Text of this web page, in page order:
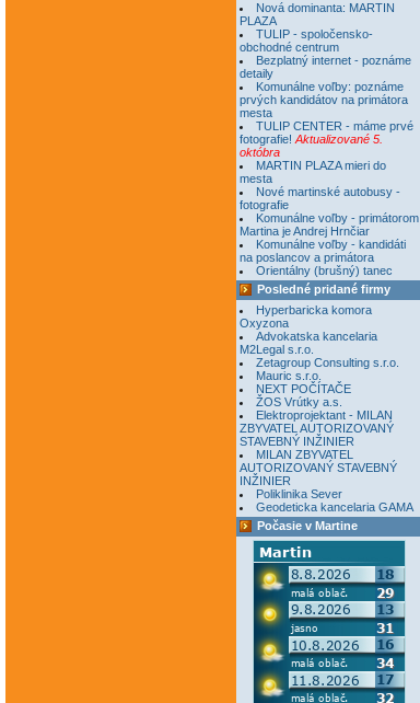
Nová dominanta: MARTIN
PLAZA
TULIP - spoločensko-
obchodné centrum
Bezplatný internet - poznáme
detaily
Komunálne voľby: poznáme
prvých kandidátov na primátora
mesta
TULIP CENTER - máme prvé
fotografie! Aktualizované 5.
októbra
MARTIN PLAZA mieri do
mesta
Nové martinské autobusy -
fotografie
Komunálne voľby - primátorom
Martina je Andrej Hrnčiar
Komunálne voľby - kandidáti
na poslancov a primátora
Orientálny (brušný) tanec
Posledné pridané firmy
Hyperbaricka komora
Oxyzona
Advokatska kancelaria
M2Legal s.r.o.
Zetagroup Consulting s.r.o.
Mauric s.r.o.
NEXT POČÍTAČE
ŽOS Vrútky a.s.
Elektroprojektant - MILAN
ZBYVATEL AUTORIZOVANÝ
STAVEBNÝ INŽINIER
MILAN ZBYVATEL
AUTORIZOVANÝ STAVEBNÝ
INŽINIER
Poliklinika Sever
Geodeticka kancelaria GAMA
Počasie v Martine